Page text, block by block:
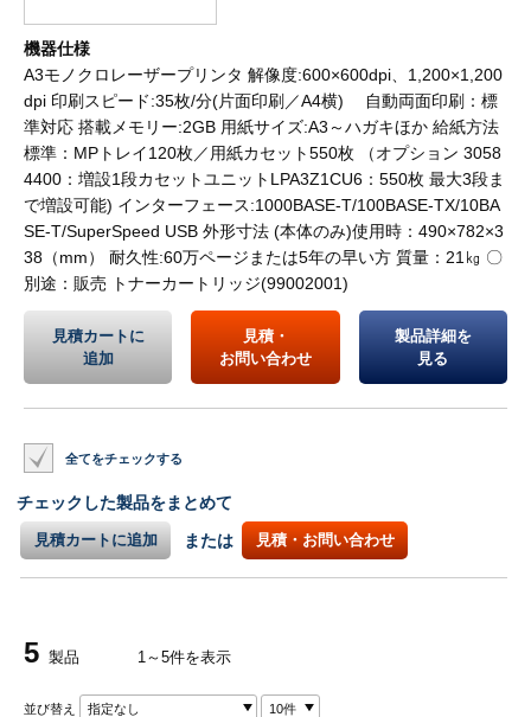
機器仕様
A3モノクロレーザープリンタ 解像度:600×600dpi、1,200×1,200
dpi 印刷スピード:35枚/分(片面印刷／A4横) 自動両面印刷：標
準対応 搭載メモリー:2GB 用紙サイズ:A3～ハガキほか 給紙方法
標準：MPトレイ120枚／用紙カセット550枚 （オプション 3058
4400：増設1段カセットユニットLPA3Z1CU6：550枚 最大3段ま
で増設可能) インターフェース:1000BASE-T/100BASE-TX/10BA
SE-T/SuperSpeed USB 外形寸法 (本体のみ)使用時：490×782×3
38（mm） 耐久性:60万ページまたは5年の早い方 質量：21㎏ 〇
別途：販売 トナーカートリッジ(99002001)
見積カートに
追加
見積・
お問い合わせ
製品詳細を
見る
全てをチェックする
チェックした製品をまとめて
見積カートに追加 または 見積・お問い合わせ
5 製品 1～5件を表示
並び替え 指定なし 10件